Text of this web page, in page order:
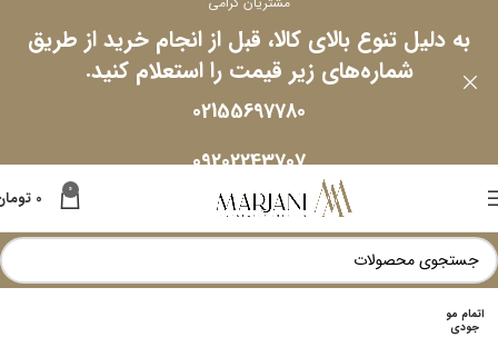
0
0
اتمام مو
جودی
به دلیل تنوع بالای کالا، قبل از انجام خرید از طریق
شماره‌های زیر قیمت را استعلام کنید.
02155697780
09202243707